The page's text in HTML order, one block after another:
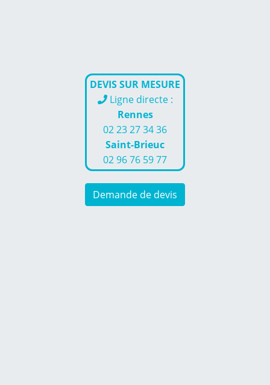
DEVIS SUR MESURE
Ligne directe :
Rennes
02 23 27 34 36
Saint-Brieuc
02 96 76 59 77
Demande de devis